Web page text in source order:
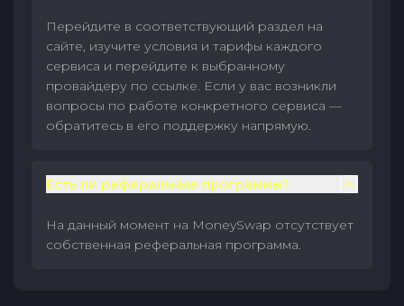
Перейдите в соответствующий раздел на
сайте, изучите условия и тарифы каждого
сервиса и перейдите к выбранному
провайдеру по ссылке. Если у вас возникли
вопросы по работе конкретного сервиса —
обратитесь в его поддержку напрямую.
Есть ли реферальные программы?
На данный момент на MoneySwap отсутствует
собственная реферальная программа.